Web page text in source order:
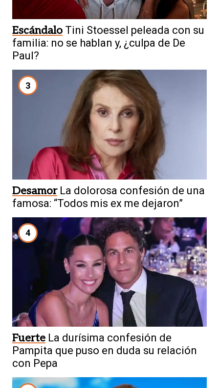
Escándalo Tini Stoessel peleada con su
familia: no se hablan y, ¿culpa de De
Paul?
3
Desamor La dolorosa confesión de una
famosa: “Todos mis ex me dejaron”
4
Fuerte La durísima confesión de
Pampita que puso en duda su relación
con Pepa